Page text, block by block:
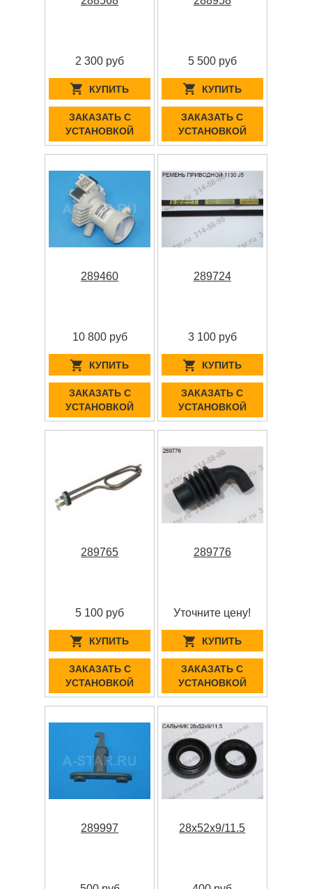
2 300 руб
КУПИТЬ
ЗАКАЗАТЬ С
УСТАНОВКОЙ
5 500 руб
КУПИТЬ
ЗАКАЗАТЬ С
УСТАНОВКОЙ
289460
10 800 руб
КУПИТЬ
ЗАКАЗАТЬ С
УСТАНОВКОЙ
289724
3 100 руб
КУПИТЬ
ЗАКАЗАТЬ С
УСТАНОВКОЙ
289765
5 100 руб
КУПИТЬ
ЗАКАЗАТЬ С
УСТАНОВКОЙ
289776
Уточните цену!
КУПИТЬ
ЗАКАЗАТЬ С
УСТАНОВКОЙ
289997 28x52x9/11.5